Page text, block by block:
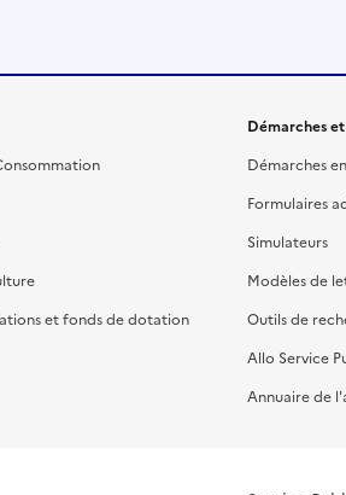
et fonds de dotation
Démarches
Démarches
Formulaires
Simulateurs
Modèles de
Outils de
Allo Service
Annuaire de